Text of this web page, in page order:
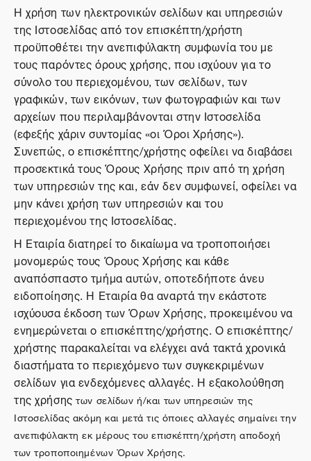
Η χρήση των ηλεκτρονικών σελίδων και υπηρεσιών
της Ιστοσελίδας από τον επισκέπτη/χρήστη
προϋποθέτει την ανεπιφύλακτη συμφωνία του με
τους παρόντες όρους χρήσης, που ισχύουν για το
σύνολο του περιεχομένου, των σελίδων, των
γραφικών, των εικόνων, των φωτογραφιών και των
αρχείων που περιλαμβάνονται στην Ιστοσελίδα
(εφεξής χάριν συντομίας «οι Όροι Χρήσης»).
Συνεπώς, ο επισκέπτης/χρήστης οφείλει να διαβάσει
προσεκτικά τους Όρους Χρήσης πριν από τη χρήση
των υπηρεσιών της και, εάν δεν συμφωνεί, οφείλει να
μην κάνει χρήση των υπηρεσιών και του
περιεχομένου της Ιστοσελίδας.
Η Εταιρία διατηρεί το δικαίωμα να τροποποιήσει
μονομερώς τους Όρους Χρήσης και κάθε
αναπόσπαστο τμήμα αυτών, οποτεδήποτε άνευ
ειδοποίησης. Η Εταιρία θα αναρτά την εκάστοτε
ισχύουσα έκδοση των Όρων Χρήσης, προκειμένου να
ενημερώνεται ο επισκέπτης/χρήστης. Ο επισκέπτης/
χρήστης παρακαλείται να ελέγχει ανά τακτά χρονικά
διαστήματα το περιεχόμενο των συγκεκριμένων
σελίδων για ενδεχόμενες αλλαγές. Η εξακολούθηση
της χρήσηςτων σελίδων ή/και των υπηρεσιών της
Ιστοσελίδας ακόμη και μετά τις όποιες αλλαγές σημαίνει την
ανεπιφύλακτη εκ μέρους του επισκέπτη/χρήστη αποδοχή
των τροποποιημένων Όρων Χρήσης.